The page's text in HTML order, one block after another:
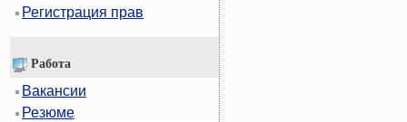
Регистрация прав
Работа
Вакансии
Резюме